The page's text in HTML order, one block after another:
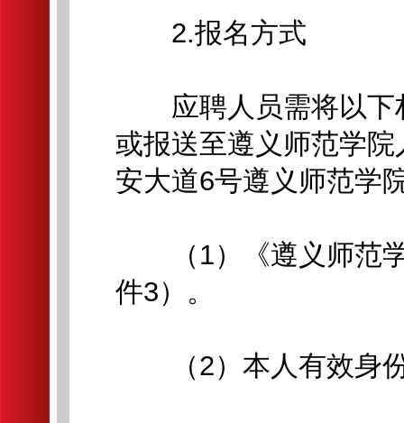
2.报名方式
应聘人员需将以下
或报送至遵义师范学
安大道6号遵义师范学
（1）《遵义师范学
件3）。
（2）本人有效身